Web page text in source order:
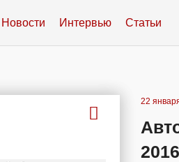
Новости Интервью Статьи
22